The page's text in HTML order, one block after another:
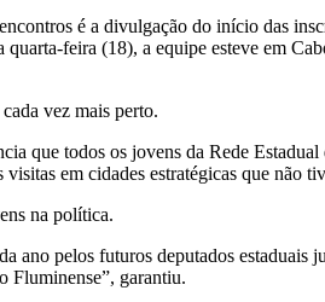
é a divulgação do início das
feira (18), a equipe esteve em
vez mais perto.
que todos os jovens da Rede
em cidades estratégicas que não
na política.
ano pelos futuros deputados
Fluminense”, garantiu.